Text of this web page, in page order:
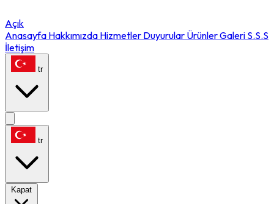
Açık
Anasayfa Hakkımızda Hizmetler Duyurular ÜrünlerGaleri S.S.S
İletişim
tr
tr
Kapat